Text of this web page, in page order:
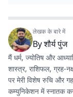
लेखक के बारे में
Byशौर्य पुंज
मैं धर्म, ज्योतिष और
शास्त्र, राशिफल, ग्रह-
पर मेरी विशेष रुचि और
कम्युनिकेशन में स्नातक